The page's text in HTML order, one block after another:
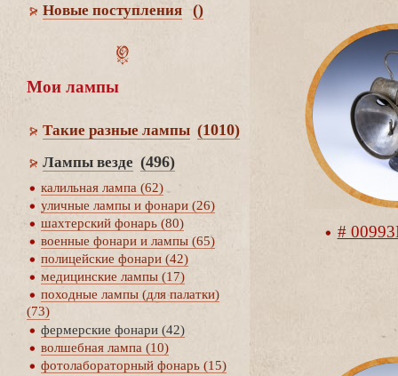
Новые поступления ()
Мои лампы
Такие разные лампы (1010)
Лампы везде (496)
калильная лампа (62)
уличные лампы и фонари (26)
шахтерский фонарь (80)
оенные фонари и лампы (65)
полицейские фонари (42)
медицинские лампы (17)
походные лампы (для палатки)
(73)
фермерские фонари (42)
олшебная лампа (10)
фотолабораторный фонарь (15)
#